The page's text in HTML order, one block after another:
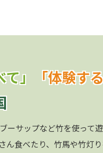
て」
「体験する
ーサップなど竹を使って
ん食べたり、竹馬や竹灯